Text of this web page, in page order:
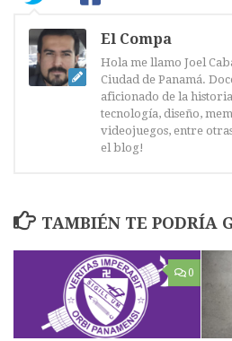
El Compa
Hola me llamo Joel
Ciudad de Panamá.
aficionado de la
tecnología, diseño,
videojuegos, entre
el blog!
TAMBIÉN TE PODRÍA
0